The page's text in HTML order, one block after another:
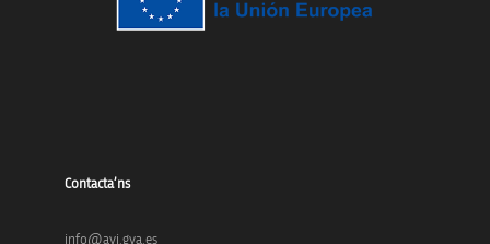
Contacta’ns
info@avi.gva.es